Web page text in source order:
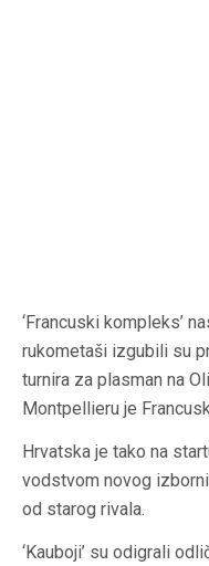
‘Francuski kompleks’
rukometaši izgubili su
turnira za plasman na
Montpellieru je
Hrvatska je tako na
vodstvom novog
od starog rivala.
‘Kauboji’ su odigrali